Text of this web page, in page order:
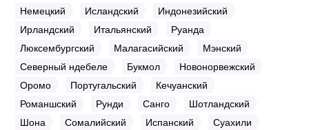
Немецкий
Исландский
Индонезийский
Ирландский
Итальянский
Руанда
Люксембургский
Малагасийский
Мэнский
Северный ндебеле
Букмол
Новонорвежский
Оромо
Португальский
Кечуанский
Романшский
Рунди Санго
Шотландский
Шона
Сомалийский Испанский
Суахили